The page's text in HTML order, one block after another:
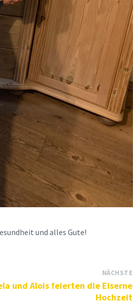
und alles Gute!
NÄCHSTE
und Alois feierten die Eiserne
Hochzeit